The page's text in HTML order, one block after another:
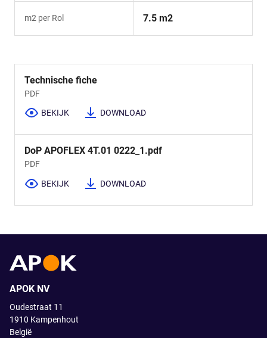
m2 per Rol 7.5 m2
Technische fiche
PDF
BEKIJK DOWNLOAD
DoP APOFLEX 4T.01 0222_1.pdf
PDF
BEKIJK DOWNLOAD
APOK NV
Oudestraat 11
1910 Kampenhout
België